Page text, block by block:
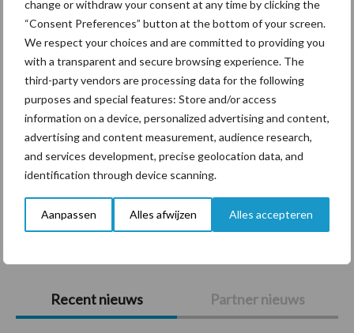
change or withdraw your consent at any time by clicking the
“Consent Preferences” button at the bottom of your screen.
We respect your choices and are committed to providing you
with a transparent and secure browsing experience. The
third-party vendors are processing data for the following
purposes and special features: Store and/or access
information on a device, personalized advertising and content,
advertising and content measurement, audience research,
and services development, precise geolocation data, and
identification through device scanning.
Aanpassen Alles afwijzen Alles accepteren
Primaire
Sidebar
Recent nieuws Partner nieuws
Diergezondheid Bemesting Fokkerij
Beregening Bijproducten
Toon meer